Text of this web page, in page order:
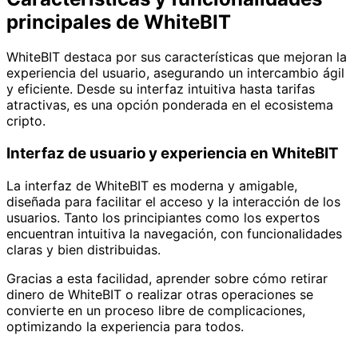
principales de WhiteBIT
WhiteBIT destaca por sus características que mejoran la
experiencia del usuario, asegurando un intercambio ágil
y eficiente. Desde su interfaz intuitiva hasta tarifas
atractivas, es una opción ponderada en el ecosistema
cripto.
Interfaz de usuario y experiencia en WhiteBIT
La interfaz de WhiteBIT es moderna y amigable,
diseñada para facilitar el acceso y la interacción de los
usuarios. Tanto los principiantes como los expertos
encuentran intuitiva la navegación, con funcionalidades
claras y bien distribuidas.
Gracias a esta facilidad, aprender sobre cómo retirar
dinero de WhiteBIT o realizar otras operaciones se
convierte en un proceso libre de complicaciones,
optimizando la experiencia para todos.